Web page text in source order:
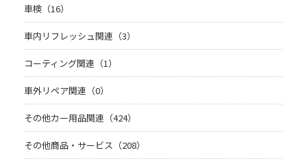
車検（16）
車内リフレッシュ関連（3）
コーティング関連（1）
車外リペア関連（0）
その他カー用品関連（424）
その他商品・サービス（208）